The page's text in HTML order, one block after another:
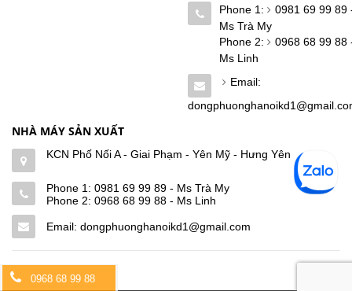
0968 68 99 88
Phone 1:
0981 69 99 89
Ms Trà My
Phone 2:
0968 68 99 88
Ms Linh
Email:
NHÀ MÁY SẢN XUẤT
KCN Phố Nối A - Giai Phạm - Yên Mỹ - Hưng Yên
Phone 1: 0981 69 99 89 - Ms Trà My
Phone 2: 0968 68 99 88 - Ms Linh
Email: dongphuonghanoikd1@gmail.com